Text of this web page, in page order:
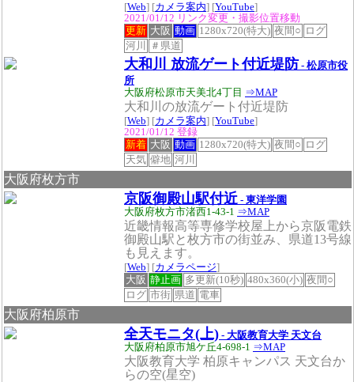
[Web] [カメラ案内] [YouTube]
2021/01/12 リンク変更・撮影位置移動
更新 大阪 動画 1280x720(特大) 夜間○ ログ
河川
＃県道
大和川 放流ゲート付近堤防 - 松原市役
所
大阪府松原市天美北4丁目 ⇒MAP
大和川の放流ゲート付近堤防
[Web] [カメラ案内] [YouTube]
2021/01/12 登録
新着 大阪 動画 1280x720(特大) 夜間○ ログ
天気 僻地 河川
大阪府枚方市
京阪御殿山駅付近- 東洋学園
大阪府枚方市渚西1-43-1 ⇒MAP
近畿情報高等専修学校屋上から京阪電鉄
御殿山駅と枚方市の街並み、県道13号線
も見えます。
[Web] [カメラページ]
大阪 静止画 多更新(10秒) 480x360(小) 夜間○
ログ 市街 県道 電車
大阪府柏原市
全天モニタ(上) - 大阪教育大学 天文台
大阪府柏原市旭ケ丘4-698-1 ⇒MAP
大阪教育大学 柏原キャンパス 天文台か
らの空(星空)